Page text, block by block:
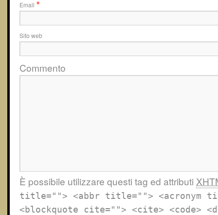
Email *
Sito web
Commento
È possibile utilizzare questi tag ed attributi
title=""> <abbr title=""> <acronym
<blockquote cite=""> <cite> <code>